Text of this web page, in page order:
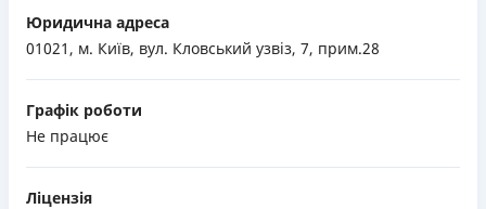
Юридична адреса
01021, м. Київ, вул. Кловський узвіз, 7, прим.28
Графік роботи
Не працює
Ліцензія